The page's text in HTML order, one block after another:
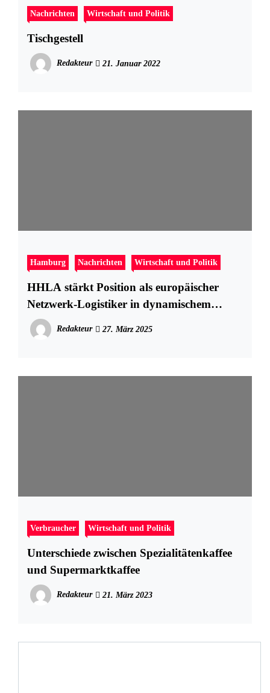
Nachrichten Wirtschaft und Politik
Tischgestell
Redakteur 21. Januar 2022
Hamburg Nachrichten Wirtschaft und Politik
HHLA stärkt Position als europäischer
Netzwerk-Logistiker in dynamischem
Marktumfeld
Redakteur 27. März 2025
Verbraucher Wirtschaft und Politik
Unterschiede zwischen Spezialitätenkaffee
und Supermarktkaffee
Redakteur 21. März 2023